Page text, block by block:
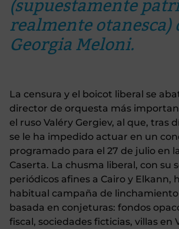
realmente otanesca)
Georgia Meloni.
La censura y el boicot liberal se
director de orquesta más
el ruso Valéry Gergiev, al que, tras
se le ha impedido actuar en un
programado para el 27 de julio en
Caserta. La chusma liberal, con su
periódicos afines a Cairo y Elkann,
habitual campaña de
basada en conjeturas: fondos
fiscal, sociedades ficticias, villas en